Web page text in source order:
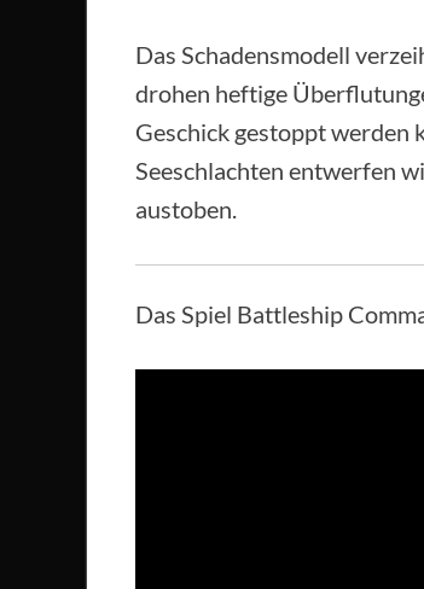
Das Schadensmodell
drohen heftige
Geschick gestoppt werden
Seeschlachten entwerfen
austoben.
Das Spiel Battleship